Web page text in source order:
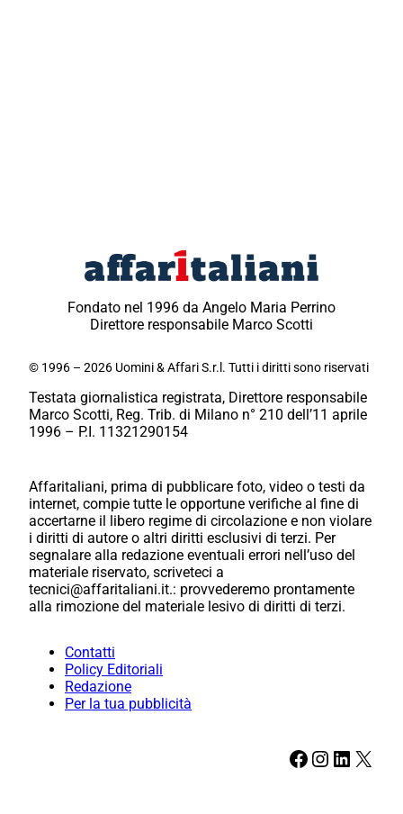
Fondato nel 1996 da Angelo Maria Perrino
Direttore responsabile Marco Scotti
© 1996 – 2026 Uomini & Affari S.r.l. Tutti i diritti sono riservati
Testata giornalistica registrata, Direttore responsabile
Marco Scotti, Reg. Trib. di Milano n° 210 dell’11 aprile
1996 – P.I. 11321290154
Affaritaliani, prima di pubblicare foto, video o testi da
internet, compie tutte le opportune verifiche al fine di
accertarne il libero regime di circolazione e non violare
i diritti di autore o altri diritti esclusivi di terzi. Per
segnalare alla redazione eventuali errori nell’uso del
materiale riservato, scriveteci a
tecnici@affaritaliani.it.: provvederemo prontamente
alla rimozione del materiale lesivo di diritti di terzi.
Contatti
Policy Editoriali
Redazione
Per la tua pubblicità
Facebook Instagram LinkedIn X